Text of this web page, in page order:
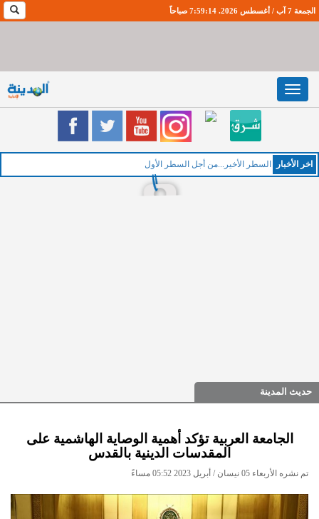
الجمعة 7 آب / أغسطس 2026. 7:59:15 صباحاً
Toggle
navigation
اخر اﻷخبار
حديث المدينة
الجامعة العربية تؤكد أهمية الوصاية الهاشمية على
المقدسات الدينية بالقدس
تم نشره الأربعاء 05 نيسان / أبريل 2023 05:52 مساءً